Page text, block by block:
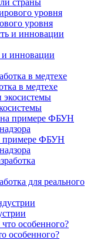
уровня
и инновации
в медтехе
примере ФБУН
для реального
особенного?